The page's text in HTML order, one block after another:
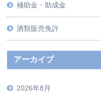
補助金・助成金
酒類販売免許
アーカイブ
2026年8月